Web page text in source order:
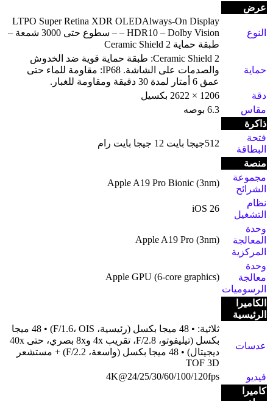
عرض
النوع
LTPO Super Retina XDR OLEDAlways-On Display
– HDR10 – Dolby Vision – سطوع حتى 3000 شمعة –
طبقة حماية Ceramic Shield 2
حماية
Ceramic Shield 2: طبقة حماية قوية ضد الخدوش
والصدمات على الشاشة. IP68: مقاومة للماء حتى
عمق 6 أمتار لمدة 30 دقيقة ومقاومة للغبار.
دقة
1206 × 2622 بكسيل
مقاس
6.3 بوصه
ذاكرة
فتحة
البطاقة
512جيجا بايت 12 جيجا بايت رام
منصة
مجموعة
الشرائح
Apple A19 Pro Bionic (3nm)
نظام
التشغيل
iOS 26
وحدة
المعالجة
المركزية
Apple A19 Pro (3nm)
وحدة
معالجة
الرسوميات
Apple GPU (6-core graphics)
الكاميرا
الرئيسية
عدسات
ثلاثية: • 48 ميجا بكسل (رئيسية، F/1.6، OIS) • 48 ميجا
بكسل (تيليفوتو، F/2.8، تقريب 4x و8x بصري، حتى 40x
ديجيتال) • 48 ميجا بكسل (واسعة، F/2.2) + مستشعر
TOF 3D
فيديو
4K@24/25/30/60/100/120fps
كاميرا